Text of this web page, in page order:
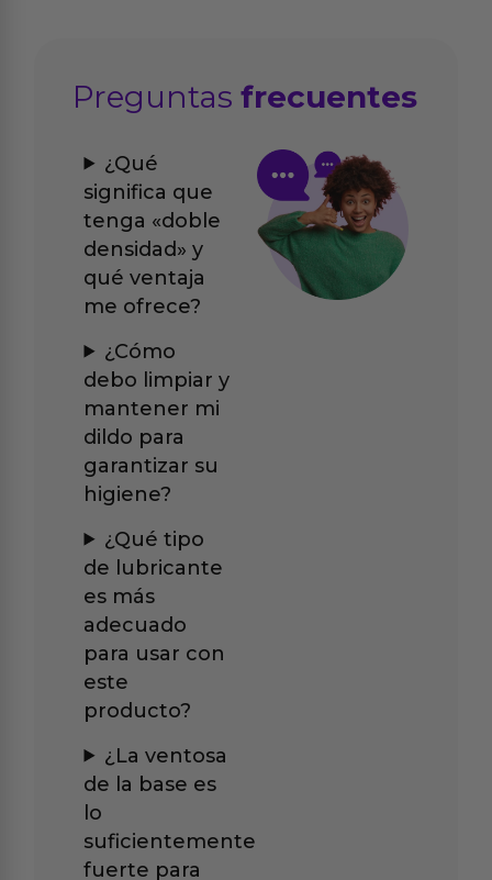
Preguntasfrecuentes
¿Qué
significa que
tenga «doble
densidad» y
qué ventaja
me ofrece?
¿Cómo
debo limpiar y
mantener mi
dildo para
garantizar su
higiene?
¿Qué tipo
de lubricante
es más
adecuado
para usar con
este
producto?
¿La ventosa
de la base es
lo
suficientemente
fuerte para